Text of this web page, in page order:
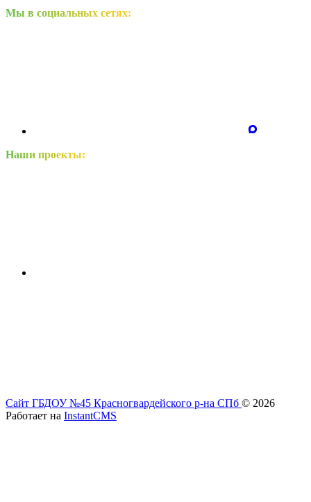
Мы в социальных сетях:
Наши проекты:
Сайт ГБДОУ №45 Красногвардейского р-на СПб © 2026
Работает на InstantCMS